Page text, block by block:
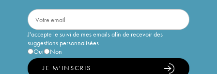
J'accepte le suivi de mes emails afin de recevoir des
suggestions personnalisées
Oui
Non
JE M'INSCRIS